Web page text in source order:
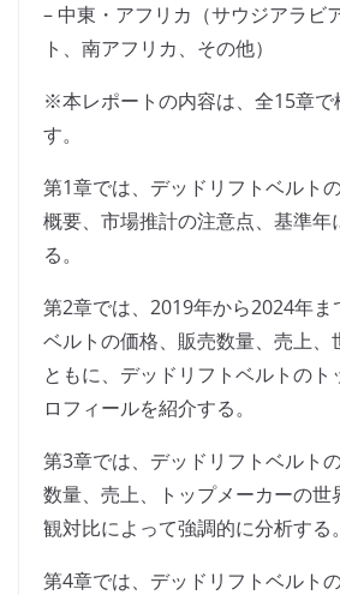
– 中東・アフリカ（サウジアラビ
ト、南アフリカ、その他）
※本レポートの内容は、全15章で
す。
第1章では、デッドリフトベルト
概要、市場推計の注意点、基準年
る。
第2章では、2019年から2024年ま
ベルトの価格、販売数量、売上、
ともに、デッドリフトベルトの
ロフィールを紹介する。
第3章では、デッドリフトベルト
数量、売上、トップメーカーの世
観対比によって強調的に分析する。
第4章では、デッドリフトベルト